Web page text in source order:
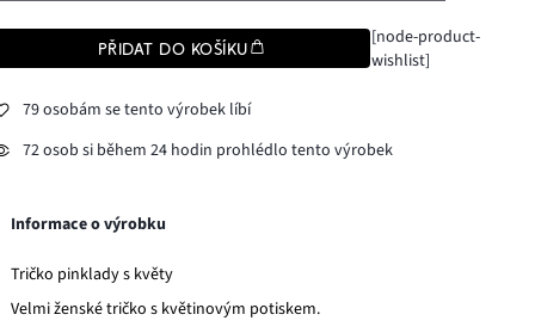
PŘIDAT DO KOŠÍKU
[node-product-
wishlist]
79 osobám se tento výrobek líbí
72 osob si během 24 hodin prohlédlo tento výrobek
Informace o výrobku
Tričko pinklady s květy
Velmi ženské tričko s květinovým potiskem.